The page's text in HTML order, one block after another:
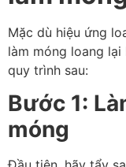
Mặc dù hiệu ứng
làm móng loang
quy trình sau:
Bước 1:
móng